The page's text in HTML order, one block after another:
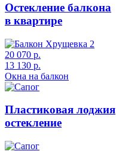
Остекление балкона
в квартире
20 070 р.
13 130 р.
Окна на балкон
Пластиковая лоджия
остекление